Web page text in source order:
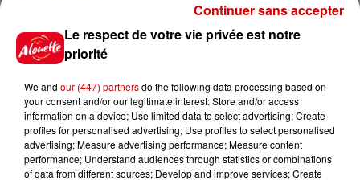
Gagnez vos entrées pour le
Musée du Sport Automobile au
Alouette vous invite à
Futuroscope Xperiences !
Le respect de votre vie privée est notre
priorité
We and our (447) partnersdo the following data processing based on
your consent and/or our legitimate interest: Store and/or access
information on a device; Use limited data to select advertising; Create
profiles for personalised advertising; Use profiles to select personalised
advertising; Measure advertising performance; Measure content
performance; Understand audiences through statistics or combinations
of data from different sources; Develop and improve services; Create
Continuer sans accepter